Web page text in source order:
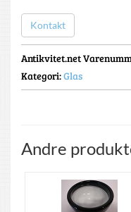
Kontakt
Antikvitet.net
Kategori:Glas
Andre